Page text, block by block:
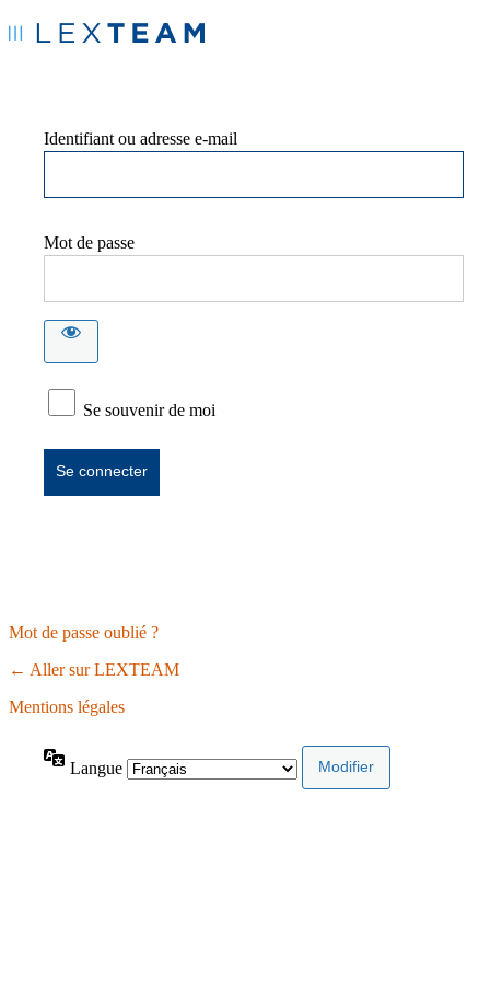
Identifiant ou adresse e-mail
Mot de passe
Se souvenir de moi
Mot de passe oublié ?
← Aller sur LEXTEAM
Mentions légales
Langue